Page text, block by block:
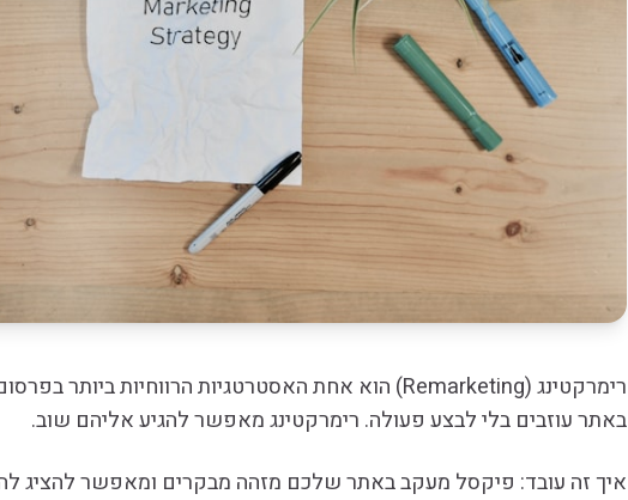
באתר עוזבים בלי לבצע פעולה. רימרקטינג מאפשר להגיע אליהם שוב.
איך זה עובד: פיקסל מעקב באתר שלכם מזהה מבקרים ומאפשר להציג